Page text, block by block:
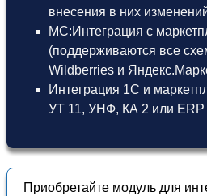
внесения в них
МС:Интеграция с
(поддерживаются все
Wildberries и
Интеграция 1С и
УТ 11, УНФ, КА 2 или ERP
Приобретайте модуль для